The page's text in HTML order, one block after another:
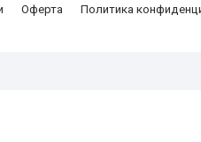
Оферта Политика